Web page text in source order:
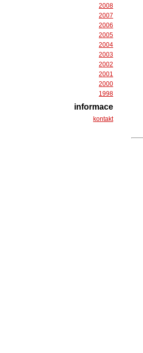
2008
2007
2006
2005
2004
2003
2002
2001
2000
1998
informace
kontakt